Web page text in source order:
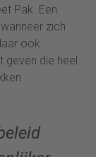
Pak. Een
zich
ook
geven die heel